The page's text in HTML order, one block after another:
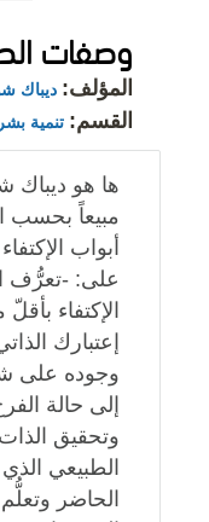
وصفات
المؤلف: ديباك
القسم: تنمية
ها هو ديباك
مبيعاً بحسب
أبواب
على: -تعرُّف
الإكتفاء بأقلّ
إعتبارك
وجوده على
إلى حالة
وتحقيق
الطبيعي
الحاضر